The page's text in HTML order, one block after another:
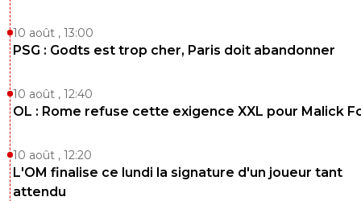
10 août , 13:00
PSG : Godts est trop cher, Paris doit abandonner
10 août , 12:40
OL : Rome refuse cette exigence XXL pour Malick
10 août , 12:20
L'OM finalise ce lundi la signature d'un joueur tant
attendu